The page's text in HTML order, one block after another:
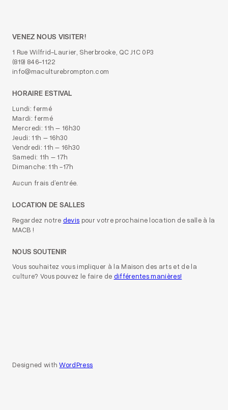
VENEZ NOUS VISITER!
1 Rue Wilfrid-Laurier, Sherbrooke, QC J1C 0P3
(819) 846-1122
info@maculturebrompton.com
HORAIRE ESTIVAL
Lundi: fermé
Mardi: fermé
Mercredi: 11h – 16h30
Jeudi: 11h – 16h30
Vendredi: 11h – 16h30
Samedi: 11h – 17h
Dimanche: 11h -17h
Aucun frais d’entrée.
LOCATION DE SALLES
Regardez notre devis pour votre prochaine location de salle à la
MACB !
NOUS SOUTENIR
Vous souhaitez vous impliquer à la Maison des arts et de la
culture? Vous pouvez le faire de différentes manières!
Designed withWordPress